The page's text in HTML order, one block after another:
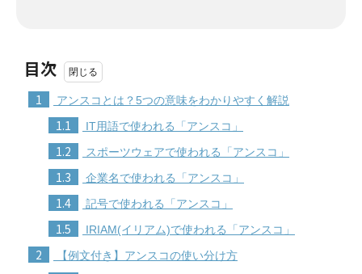
目次
1 アンスコとは？5つの意味をわかりやすく解説
1.1 IT用語で使われる「アンスコ」
1.2 スポーツウェアで使われる「アンスコ」
1.3 企業名で使われる「アンスコ」
1.4 記号で使われる「アンスコ」
1.5 IRIAM(イリアム)で使われる「アンスコ」
2 【例文付き】アンスコの使い分け方